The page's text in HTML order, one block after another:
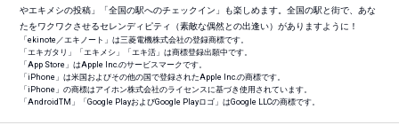
やエキメシの投稿」「全国の駅へのチェックイン」も楽しめます。全国の駅と街で、あな
たをワクワクさせるセレンディピティ（素敵な偶然との出逢い）がありますように！
「ekinote／エキノート」は三菱電機株式会社の登録商標です。
「エキガタリ」「エキメシ」「エキ活」は商標登録出願中です。
「App Store」はApple Inc.のサービスマークです。
「iPhone」は米国およびその他の国で登録されたApple Inc.の商標です。
「iPhone」の商標はアイホン株式会社のライセンスに基づき使用されています。
「AndroidTM 」「Google PlayおよびGoogle Playロゴ」はGoogle LLCの商標です。